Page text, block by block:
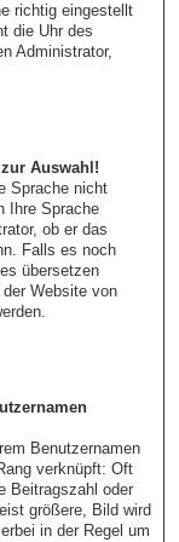
richtig eingestellt
die Uhr des
Administrator,
Auswahl!
Sprache nicht
Ihre Sprache
ob er das
Falls es noch
übersetzen
Website von
Benutzernamen
verknüpft: Oft
Beitragszahl oder
größere, Bild wird
in der Regel um